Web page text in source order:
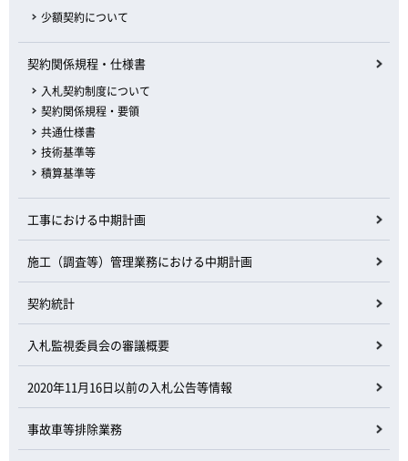
少額契約について
契約関係規程・仕様書
入札契約制度について
契約関係規程・要領
共通仕様書
技術基準等
積算基準等
工事における中期計画
施工（調査等）管理業務における中期計画
契約統計
入札監視委員会の審議概要
2020年11月16日以前の入札公告等情報
事故車等排除業務